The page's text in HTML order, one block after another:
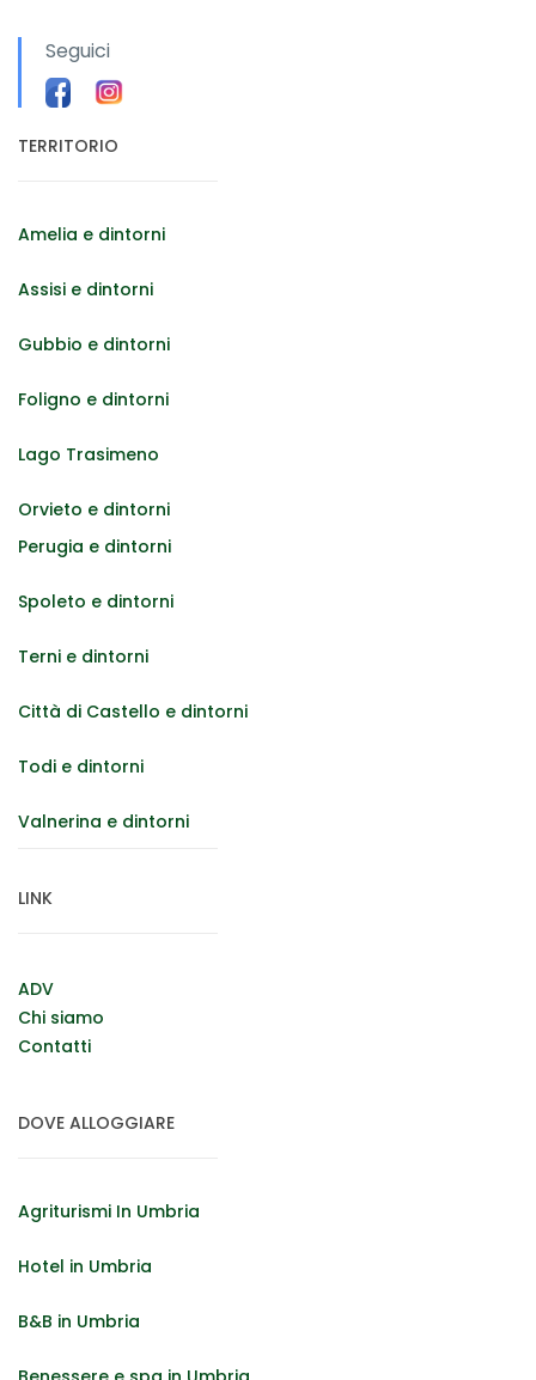
Seguici
TERRITORIO
Amelia e dintorni
Assisi e dintorni
Gubbio e dintorni
Foligno e dintorni
Lago Trasimeno
Orvieto e dintorni
Perugia e dintorni
Spoleto e dintorni
Terni e dintorni
Città di Castello e dintorni
Todi e dintorni
Valnerina e dintorni
LINK
ADV
Chi siamo
Contatti
DOVE ALLOGGIARE
Agriturismi In Umbria
Hotel in Umbria
B&B in Umbria